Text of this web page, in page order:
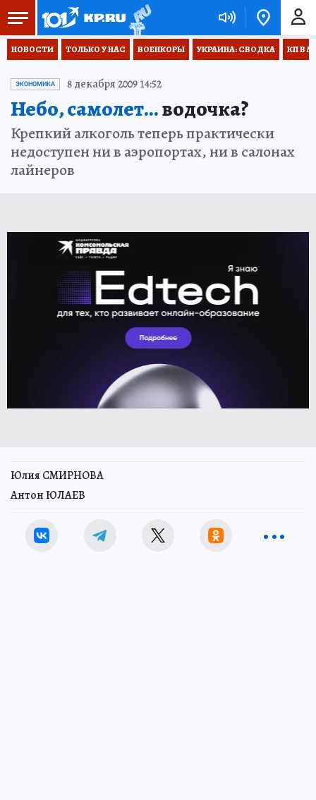
НОВОСТИ ТОЛЬКО У НАС ВОЕНКОРЫ УКРАИНА: СВОДКА КП В
ЭКОНОМИКА 8 декабря 2009 14:52
Небо, самолет...водочка?
Крепкий алкоголь теперь практически
недоступен ни в аэропортах, ни в салонах
лайнеров
Юлия СМИРНОВА
Антон ЮЛАЕВ